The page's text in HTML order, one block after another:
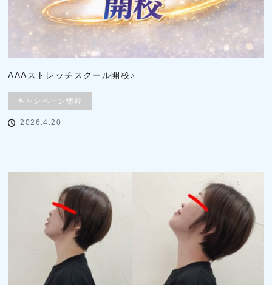
AAAストレッチスクール開校♪
キャンペーン情報
2026.4.20